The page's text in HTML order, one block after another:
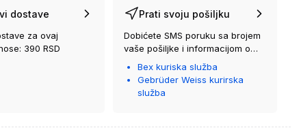
dostave
za ovaj
390 RSD
Prati svoju pošiljku
Dobićete SMS poruku sa brojem
vaše pošiljke i informacijom o
kurirskoj službi koja će vam je
Bex kuriska služba
Gebrüder Weiss kurirska
služba